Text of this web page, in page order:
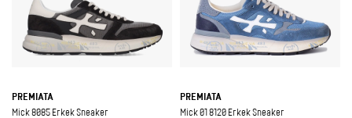
PREMIATA
Mick 8085 Erkek Sneaker
PREMIATA
Mick 01 8120 Erkek Sneaker